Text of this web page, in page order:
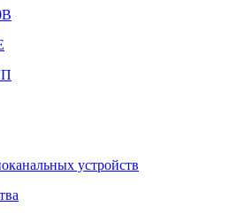
устройств